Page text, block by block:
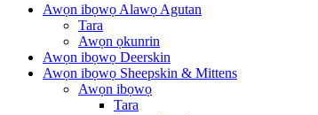
Awọn ibọwọ Alawọ Agutan
Tara
Awọn ọkunrin
Awọn ibọwọ Deerskin
Awọn ibọwọ Sheepskin & Mittens
Awọn ibọwọ
Tara